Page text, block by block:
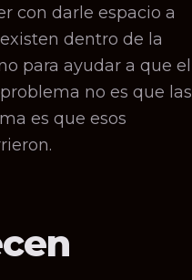
con darle espacio a
dentro de la
para ayudar a que el
no es que las
es que esos